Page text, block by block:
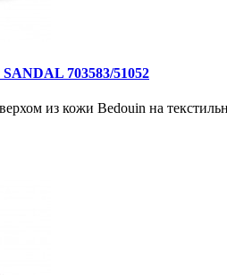
703583/51052
из кожи Bedouin на